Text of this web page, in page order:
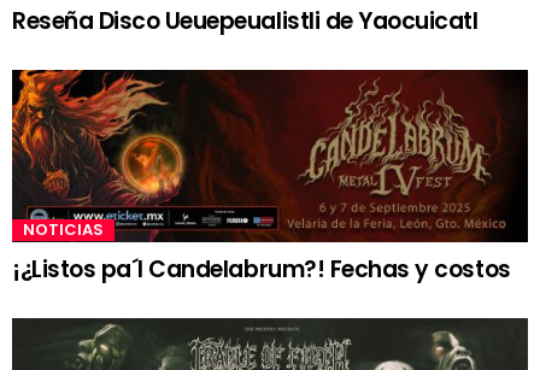
Reseña Disco Ueuepeualistli de Yaocuicatl
NOTICIAS
¡¿Listos pa´l Candelabrum?! Fechas y costos